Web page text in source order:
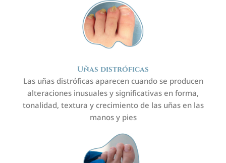
Uñas distróficas
Las uñas distróficas aparecen cuando se producen
alteraciones inusuales y significativas en forma,
tonalidad, textura y crecimiento de las uñas en las
manos y pies